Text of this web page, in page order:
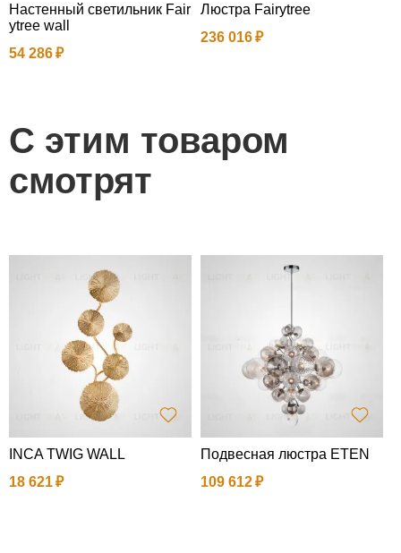
Настенный светильник Fair
ytree wall
54 286
Люстра Fairytree
236 016
С этим товаром
смотрят
INCA TWIG WALL
18 621
Подвесная люстра ETEN
109 612